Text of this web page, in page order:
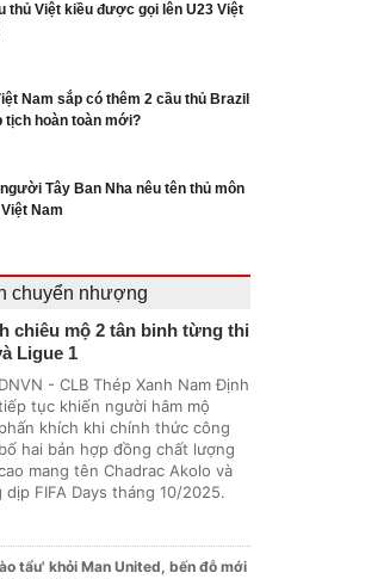
thủ Việt kiều được gọi lên U23 Việt
Nam sắp có thêm 2 cầu thủ Brazil
tịch hoàn toàn mới?
người Tây Ban Nha nêu tên thủ môn
Nam
chuyển nhượng
chiêu mộ 2 tân binh từng thi
Ligue 1
DNVN - CLB Thép Xanh Nam Định
tục khiến người hâm mộ
phấn khích khi chính thức công
bố hai bản hợp đồng chất lượng
mang tên Chadrac Akolo và
FIFA Days tháng 10/2025.
tẩu' khỏi Man United, bến đỗ mới